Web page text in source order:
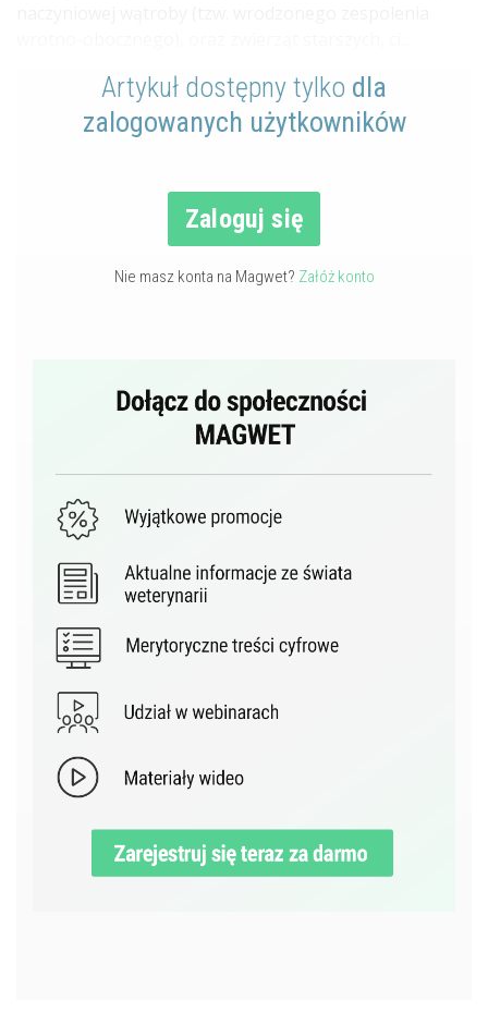
Artykuł dostępny tylko dla
zalogowanych użytkowników
Zaloguj się
Nie masz konta na Magwet? Załóż konto